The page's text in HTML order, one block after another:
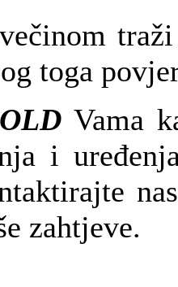
večinom
toga
Vama
i
zahtjeve.